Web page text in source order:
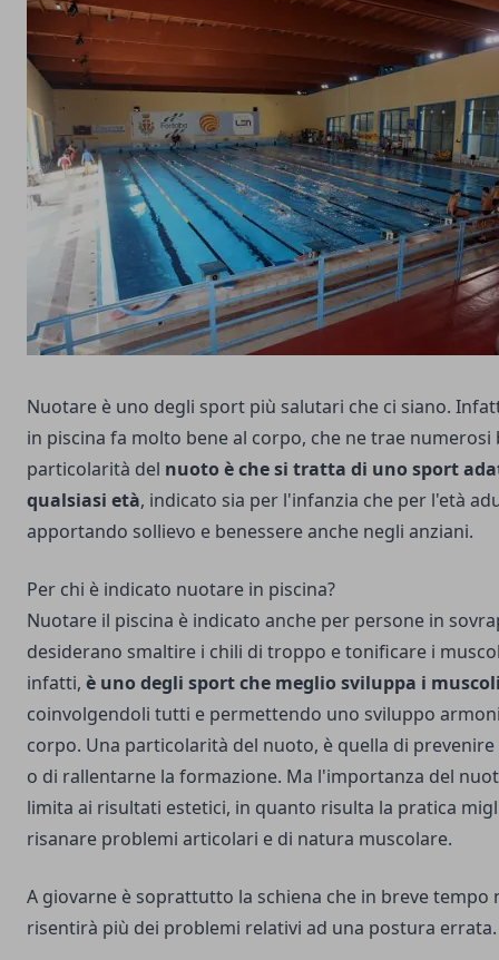
Nuotare è uno degli sport più salutari che ci siano.
in piscina fa molto bene al corpo, che ne trae numerosi
particolarità del nuoto è che si tratta di uno sport
qualsiasi età, indicato sia per l'infanzia che per l'età
apportando sollievo e benessere anche negli anziani.
Per chi è indicato nuotare in piscina?
Nuotare il piscina è indicato anche per persone in
desiderano smaltire i chili di troppo e tonificare i
infatti, è uno degli sport che meglio sviluppa i
coinvolgendoli tutti e permettendo uno sviluppo
corpo. Una particolarità del nuoto, è quella di
o di rallentarne la formazione. Ma l'importanza del
limita ai risultati estetici, in quanto risulta la pratica
risanare problemi articolari e di natura muscolare.
A giovarne è soprattutto la schiena che in breve tempo
risentirà più dei problemi relativi ad una postura errata.